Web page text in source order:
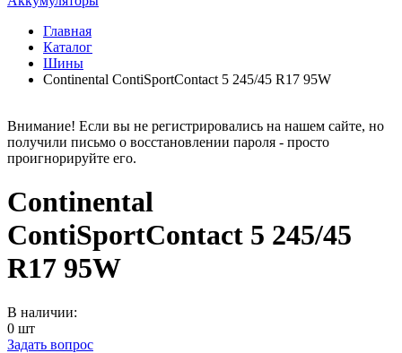
Главная
Каталог
Шины
Continental ContiSportContact 5 245/45 R17 95W
Внимание! Если вы не регистрировались на нашем сайте, но
получили письмо о восстановлении пароля - просто
проигнорируйте его.
Continental
ContiSportContact 5 245/45
R17 95W
В наличии:
0 шт
Задать вопрос